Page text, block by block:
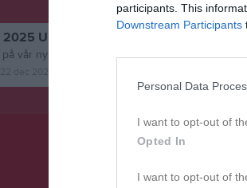
participants. This
Downstream Participants
Personal Data
I want to opt-out of
Opted In
I want to opt-out of
UPPDATERAD 2025-12-28 Kl.21:38